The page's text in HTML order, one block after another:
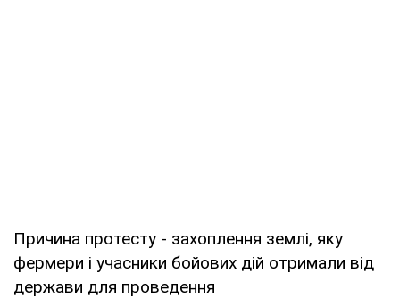
Причина протесту - захоплення землі, яку
фермери і учасники бойових дій отримали від
держави для проведення